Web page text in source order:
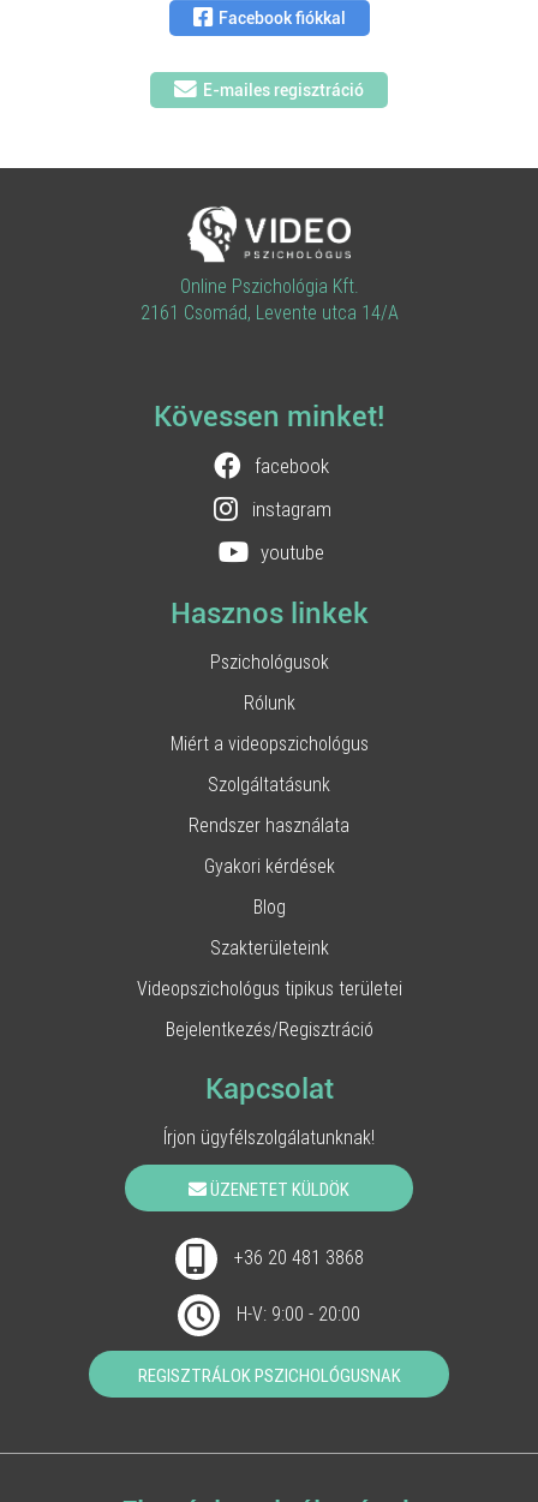
Facebook fiókkal
E-mailes regisztráció
Online Pszichológia Kft.
2161 Csomád, Levente utca 14/A
Kövessen minket!
facebook
instagram
youtube
Hasznos linkek
Pszichológusok
Rólunk
Miért a videopszichológus
Szolgáltatásunk
Rendszer használata
Gyakori kérdések
Blog
Szakterületeink
Videopszichológus tipikus területei
Bejelentkezés/Regisztráció
Kapcsolat
Írjon ügyfélszolgálatunknak!
ÜZENETET KÜLDÖK
+36 20 481 3868
H-V: 9:00 - 20:00
REGISZTRÁLOK PSZICHOLÓGUSNAK